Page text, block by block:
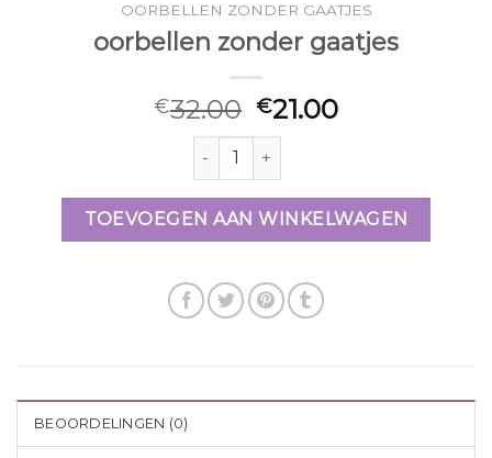
OORBELLEN ZONDER GAATJES
oorbellen zonder gaatjes
€32.00 €21.00
oorbellen zonder gaatjes aantal
TOEVOEGEN AAN WINKELWAGEN
BEOORDELINGEN (0)